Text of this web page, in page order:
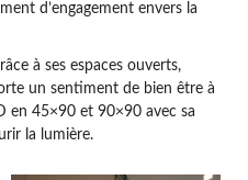
d’engagement envers la
à ses espaces ouverts,
un sentiment de bien être à
en 45×90 et 90×90 avec sa
la lumière.